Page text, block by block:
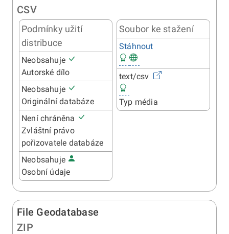
CSV
Podmínky užití
distribuce
Neobsahuje
Autorské dílo
Neobsahuje
Originální databáze
Není chráněna
Zvláštní právo
pořizovatele databáze
Neobsahuje
Osobní údaje
Soubor ke stažení
Stáhnout
text/csv
Typ média
File Geodatabase
ZIP